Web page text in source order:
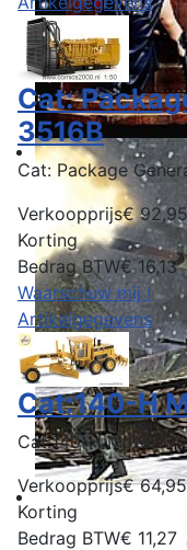
Cat:
3516B
Cat: Package
Verkoopprijs€ 92,95
Korting
Bedrag BTW€ 16,13
Waarschuw mij !
Artikelgegevens
Cat:140-H
Cat:140-H Motor
Verkoopprijs€ 64,95
Korting
Bedrag BTW€ 11,27